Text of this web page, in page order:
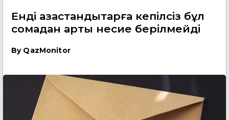
Енді қазақстандықтарға кепілсіз бұл
сомадан артық несие берілмейді
By QazMonitor